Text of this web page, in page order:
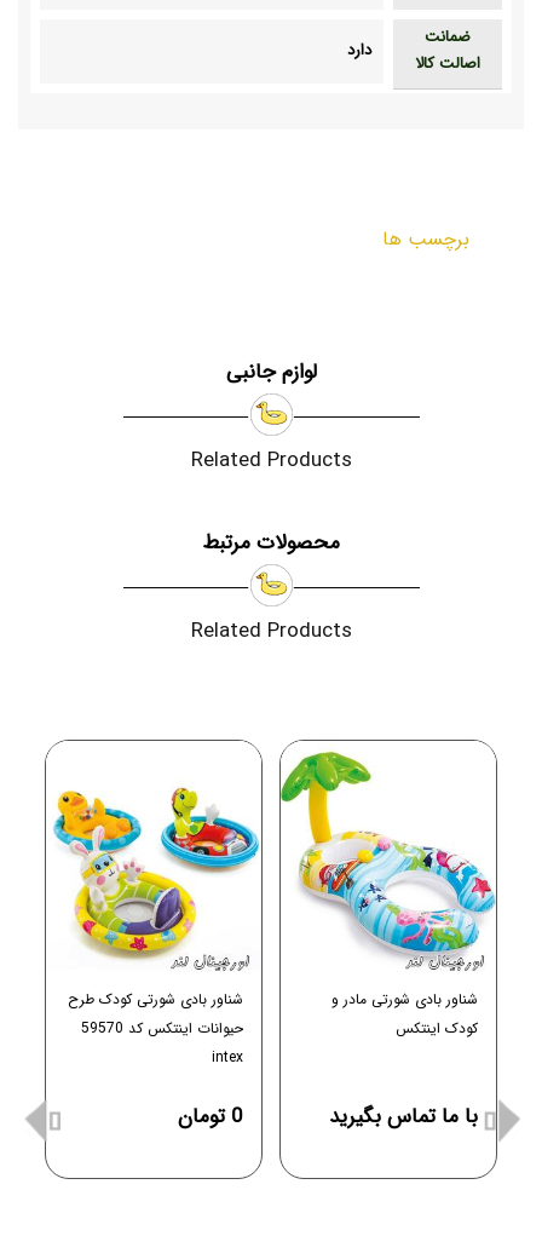
ضمانت
اصالت کالا
دارد
برچسب ها
لوازم جانبی
Related Products
محصولات مرتبط
Related Products
شناور بادی شورتی کودک طرح
حیوانات اینتکس کد 59570
intex
0 تومان
شناور بادی شورتی مادر و
کودک اینتکس
با ما تماس بگیرید